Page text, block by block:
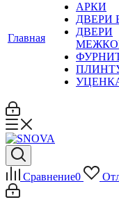
Главная
АРКИ
ДВЕРИ
ДВЕРИ
Сравнение0